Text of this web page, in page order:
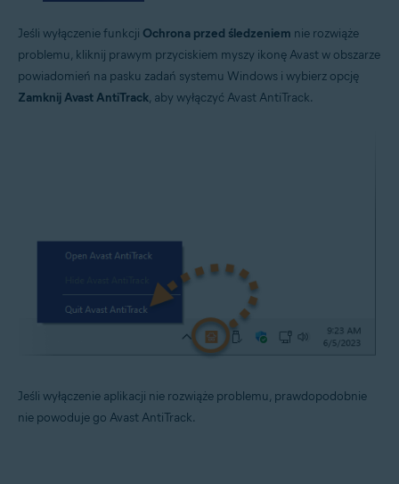
Jeśli wyłączenie funkcji Ochrona przed śledzeniem nie rozwiąże
problemu, kliknij prawym przyciskiem myszy ikonę Avast w obszarze
powiadomień na pasku zadań systemu Windows i wybierz opcję
Zamknij Avast AntiTrack, aby wyłączyć Avast AntiTrack.
Jeśli wyłączenie aplikacji nie rozwiąże problemu, prawdopodobnie
nie powoduje go Avast AntiTrack.